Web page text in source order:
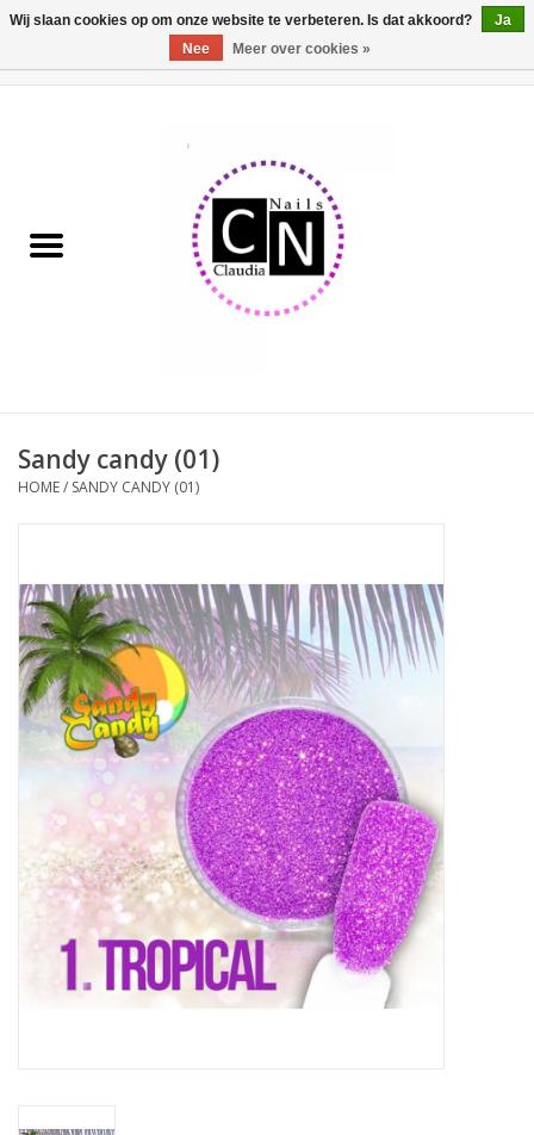
Pedicure producten
Acrylpoeder
Apparatuur
Meubilair
Gellak
NailArt Producten
Startpakketten
NIEUW! MBS Producten
Beauty Producten
Sandy candy (01)
HOME/ SANDY CANDY (01)
Wij slaan cookies op om onze website te verbeteren. Is dat akkoord?
Ja
Nee
Meer over cookies »